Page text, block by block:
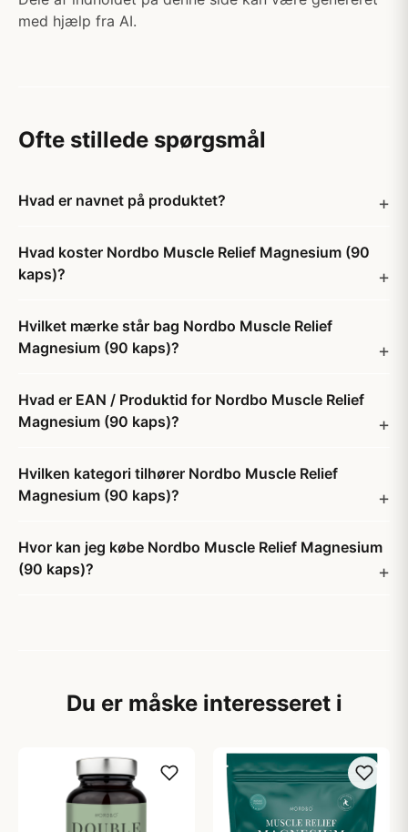
med hjælp fra AI.
Ofte stillede spørgsmål
Hvad er navnet på produktet?
Hvad koster Nordbo Muscle Relief Magnesium (90
kaps)?
Hvilket mærke står bag Nordbo Muscle Relief
Magnesium (90 kaps)?
Hvad er EAN / Produktid for Nordbo Muscle Relief
Magnesium (90 kaps)?
Hvilken kategori tilhører Nordbo Muscle Relief
Magnesium (90 kaps)?
Hvor kan jeg købe Nordbo Muscle Relief Magnesium
(90 kaps)?
Du er måske interesseret i